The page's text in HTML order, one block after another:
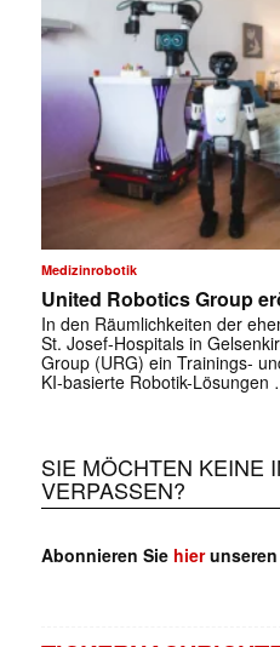
Medizinrobotik
United Robotics Group
In den Räumlichkeiten der
St. Josef-Hospitals in
Group (URG) ein Trainings-
KI-basierte Robotik-Lösungen
SIE MÖCHTEN KEINE
VERPASSEN?
Abonnieren Sie hierunseren